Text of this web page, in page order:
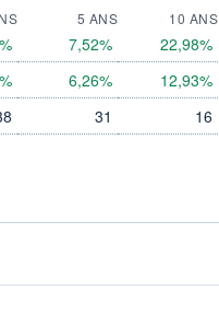
5 ANS
10 ANS
7,52% 22,98%
6,26% 12,93%
31 16